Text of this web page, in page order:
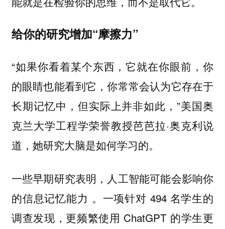
给你的研究增加“摩擦力”
“如果你看着某个东西，它就在你眼前，你
的眼睛也能看到它，你常常会认为它存在于
长期记忆中，但实际上并非如此，”美国奥
克兰大学工程学荣誉教授芭芭拉·奥克利说
道，她研究大脑是如何学习的。
一些早期研究表明，人工智能可能会影响你
的信息记忆能力 。一项针对 494 名学生的
调查发现，更频繁使用 ChatGPT 的学生更